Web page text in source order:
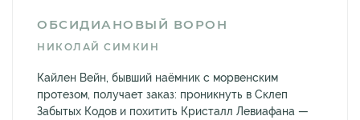
ОБСИДИАНОВЫЙ ВОРОН
НИКОЛАЙ СИМКИН
Кайлен Вейн, бывший наёмник с морвенским
протезом, получает заказ: проникнуть в Склеп
Забытых Кодов и похитить Кристалл Левиафана —